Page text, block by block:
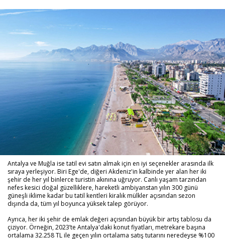
Antalya ve Muğla ise tatil evi satın almak için en iyi seçenekler arasında ilk
sıraya yerleşiyor. Biri Ege'de, diğeri Akdeniz'in kalbinde yer alan her iki
şehir de her yıl binlerce turistin akınına uğruyor. Canlı yaşam tarzından
nefes kesici doğal güzelliklere, hareketli ambiyanstan yılın 300 günü
güneşli iklime kadar bu tatil kentleri kiralık mülkler açısından sezon
dışında da, tüm yıl boyunca yüksek talep görüyor.
Ayrıca, her iki şehir de emlak değeri açısından büyük bir artış tablosu da
çiziyor. Örneğin, 2023’te Antalya'daki konut fiyatları, metrekare başına
ortalama 32.258 TL ile geçen yılın ortalama satış tutarını neredeyse %100